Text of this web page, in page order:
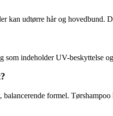
kan udtørre hår og hovedbund.
indeholder UV-beskyttelse
formel.